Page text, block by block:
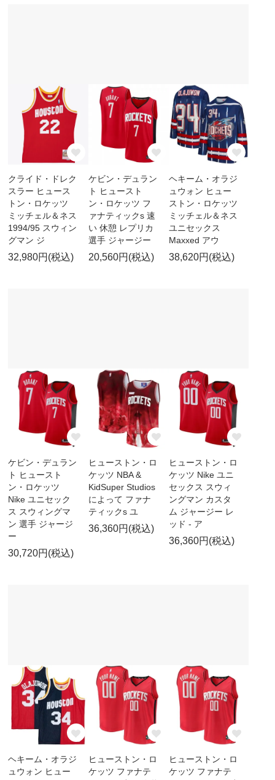
クライド・ドレク
スラー ヒュース
トン・ロケッツ
ミッチェル＆ネス
1994/95 スウィン
グマン ジ
32,980円(税込)
ケビン・デュラン
ト ヒュースト
ン・ロケッツ フ
ァナティックs 速
い 休憩 レプリカ
選手 ジャージー
20,560円(税込)
ヘキーム・オラジ
ュウォン ヒュー
ストン・ロケッツ
ミッチェル＆ネス
ユニセックス
Maxxed アウ
38,620円(税込)
ケビン・デュラン
ト ヒュースト
ン・ロケッツ
Nike ユニセック
ス スウィングマ
ン 選手 ジャージ
ー
30,720円(税込)
ヒューストン・ロ
ケッツ NBA &
KidSuper Studios
によって ファナ
ティックs ユ
36,360円(税込)
ヒューストン・ロ
ケッツ Nike ユニ
セックス スウィ
ングマン カスタ
ム ジャージー レ
ッド - ア
36,360円(税込)
ヘキーム・オラジ
ュウォン ヒュー
ヒューストン・ロ
ケッツ ファナテ
ヒューストン・ロ
ケッツ ファナテ